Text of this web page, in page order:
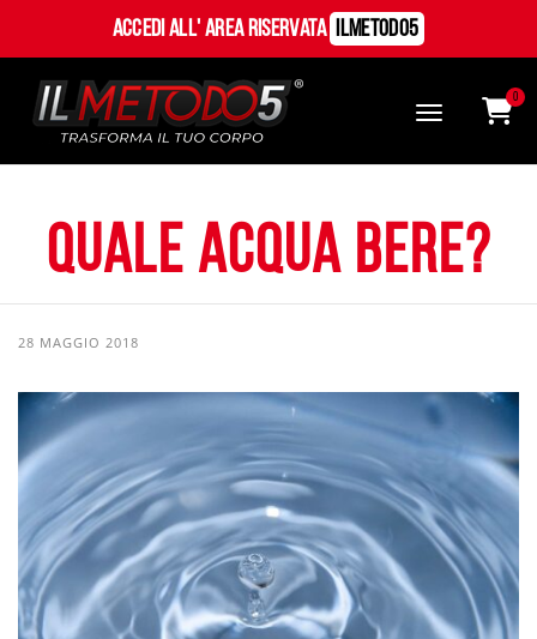
Accedi all' Area Riservata ILMetodo5
0
Quale acqua bere?
28 MAGGIO 2018